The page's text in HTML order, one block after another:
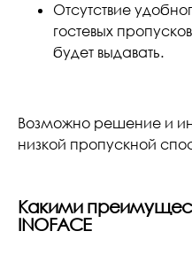
Отсутствие
гостевых
будет выдавать.
Возможно решение и
низкой пропускной
Какими
INOFACE